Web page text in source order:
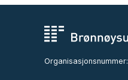
Organisasjonsnummer: